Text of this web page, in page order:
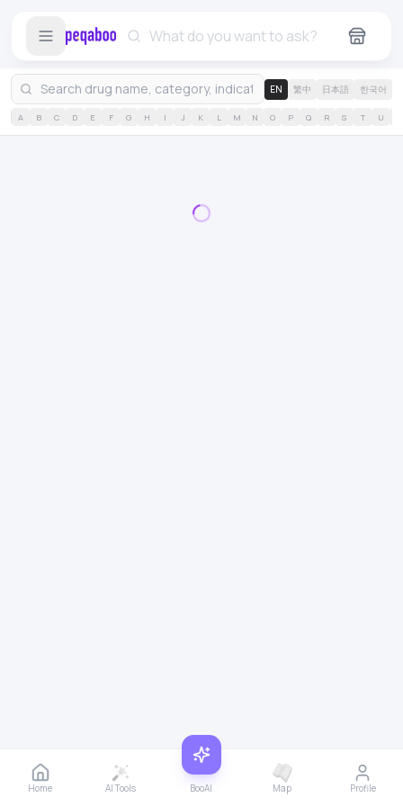
EN 繁中 日本語 한국어
A B C D E F G H I J K L M N O P Q R S T U
Home AI Tools BooAI Map Profile